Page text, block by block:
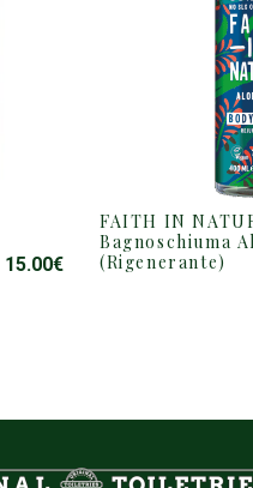
15.00€
FAITH IN
Bagnoschiuma
(Rigenerante)